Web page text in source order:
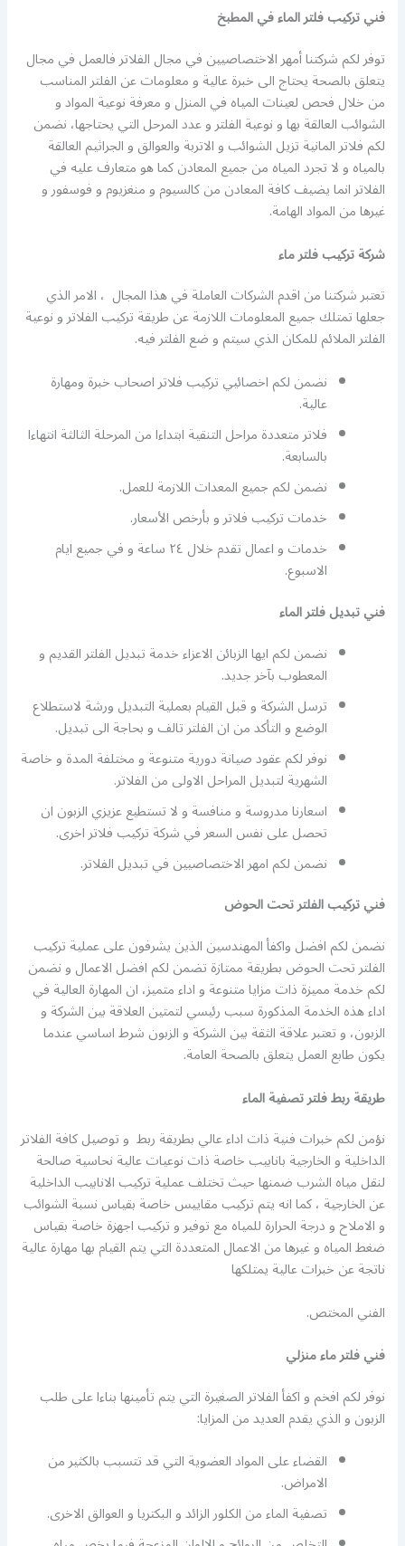
فني تركيب فلتر الماء في المطبخ
توفر لكم شركتنا أمهر الاختصاصيين في مجال الفلاتر فالعمل في مجال
يتعلق بالصحة يحتاج الى خبرة عالية و معلومات عن الفلتر المناسب
من خلال فحص لعينات المياه في المنزل و معرفة نوعية المواد و
الشوائب العالقة بها و نوعية الفلتر و عدد المرحل التي يحتاجها، نضمن
لكم فلاتر المانية تزيل الشوائب و الاتربة والعوالق و الجراثيم العالقة
بالمياه و لا تجرد المياه من جميع المعادن كما هو متعارف عليه في
الفلاتر انما يضيف كافة المعادن من كالسيوم و منغزيوم و فوسفور و
غيرها من المواد الهامة.
شركة تركيب فلتر ماء
تعتبر شركتنا من اقدم الشركات العاملة في هذا المجال ، الامر الذي
جعلها تمتلك جميع المعلومات اللازمة عن طريقة تركيب الفلاتر و نوعية
الفلتر الملائم للمكان الذي سيتم و ضع الفلتر فيه.
نضمن لكم اخصائيي تركيب فلاتر اصحاب خبرة ومهارة
عالية.
فلاتر متعددة مراحل التنقية ابتداءا من المرحلة الثالثة انتهاءا
بالسابعة.
نضمن لكم جميع المعدات اللازمة للعمل.
خدمات تركيب فلاتر و بأرخص الأسعار.
خدمات و اعمال تقدم خلال ٢٤ ساعة و في جميع ايام
الاسبوع.
فني تبديل فلتر الماء
نضمن لكم ايها الزبائن الاعزاء خدمة تبديل الفلتر القديم و
المعطوب بآخر جديد.
ترسل الشركة و قبل القيام بعملية التبديل ورشة لاستطلاع
الوضع و التأكد من ان الفلتر تالف و بحاجة الى تبديل.
نوفر لكم عقود صيانة دورية متنوعة و مختلفة المدة و خاصة
الشهرية لتبديل المراحل الاولى من الفلاتر.
اسعارنا مدروسة و منافسة و لا تستطيع عزيزي الزبون ان
تحصل على نفس السعر في شركة تركيب فلاتر اخرى.
نضمن لكم امهر الاختصاصيين في تبديل الفلاتر.
فني تركيب الفلتر تحت الحوض
نضمن لكم افضل واكفأ المهندسين الذين يشرفون على عملية تركيب
الفلتر تحت الحوض بطريقة ممتازة تضمن لكم افضل الاعمال و نضمن
لكم خدمة مميزة ذات مزايا متنوعة و اداء متميز، ان المهارة العالية في
اداء هذه الخدمة المذكورة سبب رئيسي لتمتين العلاقة بين الشركة و
الزبون، و تعتبر علاقة الثقة بين الشركة و الزبون شرط اساسي عندما
يكون طابع العمل يتعلق بالصحة العامة.
طريقة ربط فلتر تصفية الماء
نؤمن لكم خبرات فنية ذات اداء عالي بطريقة ربط و توصيل كافة الفلاتر
الداخلية و الخارجية بانابيب خاصة ذات نوعيات عالية نحاسية صالحة
لنقل مياه الشرب ضمنها حيث تختلف عملية تركيب الانابيب الداخلية
عن الخارجية ، كما انه يتم تركيب مقاييس خاصة بقياس نسبة الشوائب
و الاملاح و درجة الحرارة للمياه مع توفير و تركيب اجهزة خاصة بقياس
ضغط المياه و غيرها من الاعمال المتعددة التي يتم القيام بها مهارة عالية
ناتجة عن خبرات عالية يمتلكها
الفني المختص.
فني فلتر ماء منزلي
نوفر لكم افخم و اكفأ الفلاتر الصغيرة التي يتم تأمينها بناءا على طلب
الزبون و الذي يقدم العديد من المزايا:
القضاء على المواد العضوية التي قد تتسبب بالكثير من
الامراض.
تصفية الماء من الكلور الزائد و البكتريا و العوالق الاخرى.